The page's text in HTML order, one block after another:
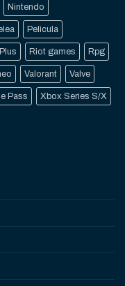
Nintendo
Pelicula
Riot games Rpg
Valorant Valve
Pass Xbox Series S/X